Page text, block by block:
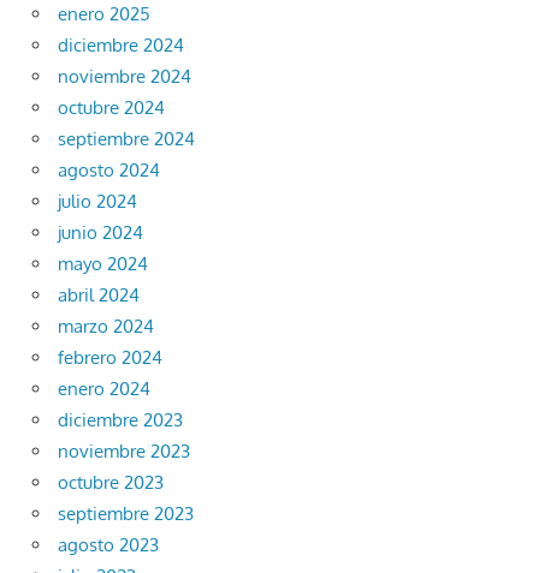
enero 2025
diciembre 2024
noviembre 2024
octubre 2024
septiembre 2024
agosto 2024
julio 2024
junio 2024
mayo 2024
abril 2024
marzo 2024
febrero 2024
enero 2024
diciembre 2023
noviembre 2023
octubre 2023
septiembre 2023
agosto 2023